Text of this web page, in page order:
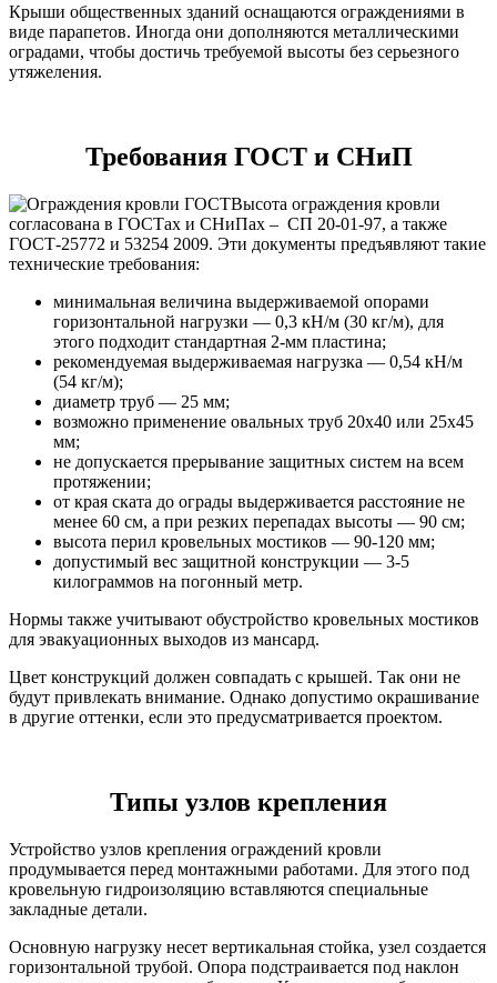
Крыши общественных зданий оснащаются ограждениями в
виде парапетов. Иногда они дополняются металлическими
оградами, чтобы достичь требуемой высоты без серьезного
утяжеления.
Требования ГОСТ и СНиП
Высота ограждения кровли
согласована в ГОСТах и СНиПах – СП 20-01-97, а также
ГОСТ-25772 и 53254 2009. Эти документы предъявляют такие
технические требования:
минимальная величина выдерживаемой опорами
горизонтальной нагрузки — 0,3 кН/м (30 кг/м), для
этого подходит стандартная 2-мм пластина;
рекомендуемая выдерживаемая нагрузка — 0,54 кН/м
(54 кг/м);
диаметр труб — 25 мм;
возможно применение овальных труб 20х40 или 25х45
мм;
не допускается прерывание защитных систем на всем
протяжении;
от края ската до ограды выдерживается расстояние не
менее 60 см, а при резких перепадах высоты — 90 см;
высота перил кровельных мостиков — 90-120 мм;
допустимый вес защитной конструкции — 3-5
килограммов на погонный метр.
Нормы также учитывают обустройство кровельных мостиков
для эвакуационных выходов из мансард.
Цвет конструкций должен совпадать с крышей. Так они не
будут привлекать внимание. Однако допустимо окрашивание
в другие оттенки, если это предусматривается проектом.
Типы узлов крепления
Устройство узлов крепления ограждений кровли
продумывается перед монтажными работами. Для этого под
кровельную гидроизоляцию вставляются специальные
закладные детали.
Основную нагрузку несет вертикальная стойка, узел создается
горизонтальной трубой. Опора подстраивается под наклон